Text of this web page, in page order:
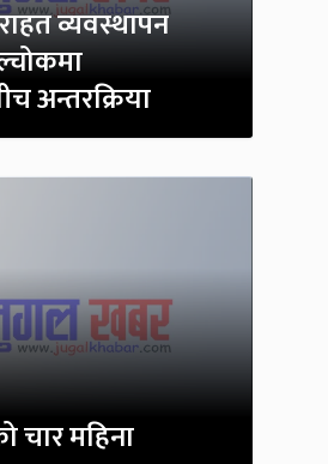
व्यवस्थापन
अन्तरक्रिया
महिना